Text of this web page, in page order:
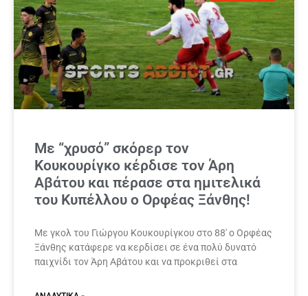
Με “χρυσό” σκόρερ τον
Κουκουρίγκο κέρδισε τον Άρη
Αβάτου και πέρασε στα ημιτελικά
του Κυπέλλου ο Ορφέας Ξάνθης!
Με γκολ του Γιώργου Κουκουρίγκου στο 88′ ο Ορφέας
Ξάνθης κατάφερε να κερδίσει σε ένα πολύ δυνατό
παιχνίδι τον Άρη Αβάτου και να προκριθεί στα